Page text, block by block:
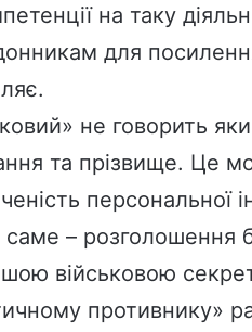
на таку
для
не говорить
та прізвище. Це
персональної
саме – розголошення
військовою
противнику»